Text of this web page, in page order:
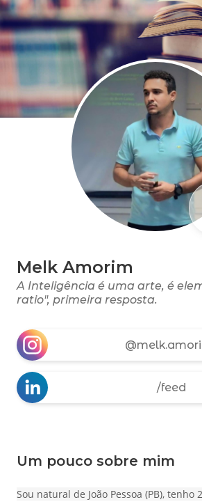
Melk Amorim
A Inteligência é uma arte, é
ratio", primeira resposta.
/feed
Um pouco sobre mim
Sou natural de João Pessoa (PB), tenho